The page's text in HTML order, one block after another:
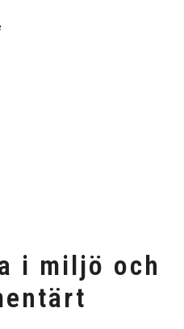
i miljö och